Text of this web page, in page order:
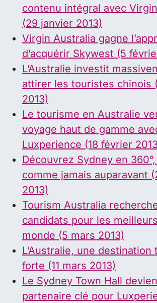
contenu intégral avec
(29 janvier 2013)
Virgin Australia gagne
d’acquérir Skywest (5
L’Australie investit
attirer les touristes chinois
2013)
Le tourisme en Australie
voyage haut de gamme
Luxperience (18 février
Découvrez Sydney en
comme jamais auparavant
2013)
Tourism Australia
candidats pour les
monde (5 mars 2013)
L’Australie, une
forte (11 mars 2013)
Le Sydney Town Hall
partenaire clé pour